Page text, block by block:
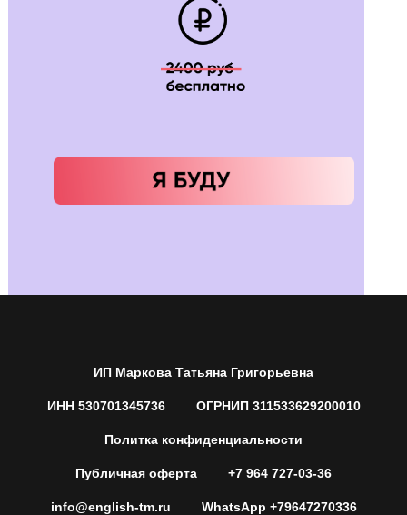
ИП Маркова Татьяна Григорьевна
ИНН 530701345736 ОГРНИП 311533629200010
Политка конфиденциальности
Публичная оферта +7 964 727-03-36
info@english-tm.ru WhatsApp +79647270336